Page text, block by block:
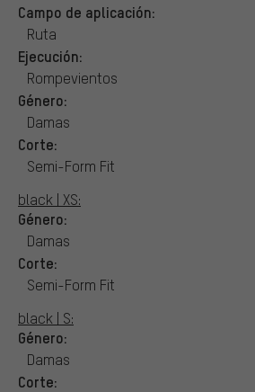
Campo de aplicación:
Ruta
Ejecución:
Rompevientos
Género:
Damas
Corte:
Semi-Form Fit
black | XS:
Género:
Damas
Corte:
Semi-Form Fit
black | S:
Género:
Damas
Corte: